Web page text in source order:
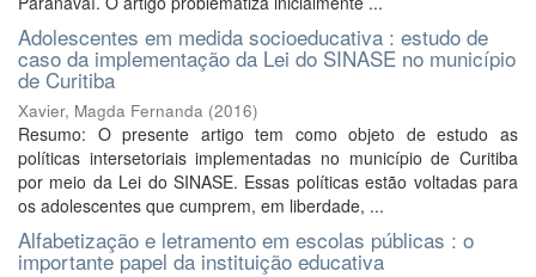
Adolescentes em medida socioeducativa : estudo de
caso da implementação da Lei do SINASE no município
de Curitiba
Xavier, Magda Fernanda (2016)
Resumo: O presente artigo tem como objeto de estudo as
políticas intersetoriais implementadas no município de Curitiba
por meio da Lei do SINASE. Essas políticas estão voltadas para
os adolescentes que cumprem, em liberdade, ...
Alfabetização e letramento em escolas públicas : o
importante papel da instituição educativa